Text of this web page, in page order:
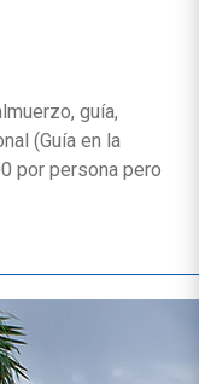
guía,
(Guía en la
por persona pero